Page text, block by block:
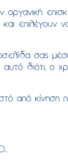
οργανική
επιλέγουν
σας
αυτό διότι, ο
από κίνηση